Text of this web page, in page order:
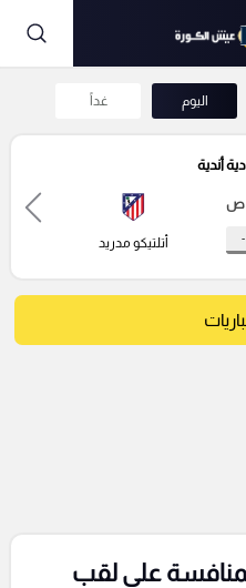
اليوم غداً
أندية
- أتلتيكو مدريد
على لقب